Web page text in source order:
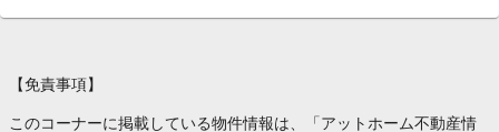
【免責事項】
このコーナーに掲載している物件情報は、「アットホーム不動産情